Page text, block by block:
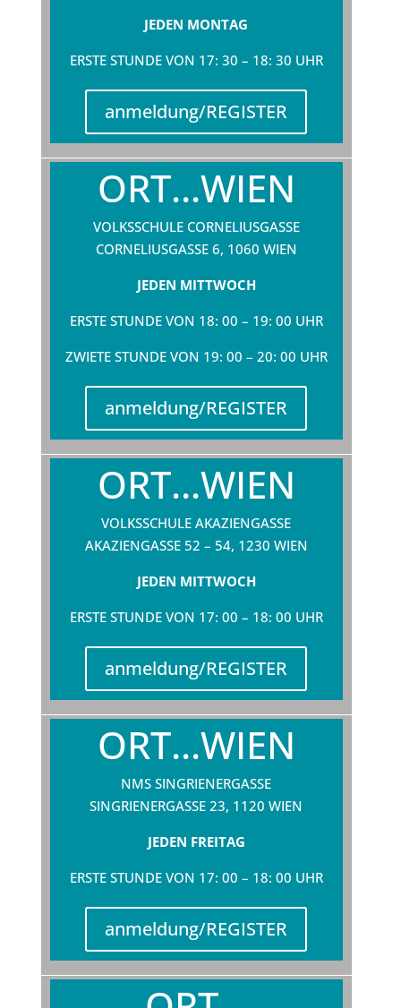
JEDEN MONTAG
ERSTE STUNDE VON 17: 30 – 18: 30 UHR
anmeldung/REGISTER
ORT...WIEN
VOLKSSCHULE CORNELIUSGASSE
CORNELIUSGASSE 6, 1060 WIEN
JEDEN MITTWOCH
ERSTE STUNDE VON 18: 00 – 19: 00 UHR
ZWIETE STUNDE VON 19: 00 – 20: 00 UHR
anmeldung/REGISTER
ORT...WIEN
VOLKSSCHULE AKAZIENGASSE
AKAZIENGASSE 52 – 54, 1230 WIEN
JEDEN MITTWOCH
ERSTE STUNDE VON 17: 00 – 18: 00 UHR
anmeldung/REGISTER
ORT...WIEN
NMS SINGRIENERGASSE
SINGRIENERGASSE 23, 1120 WIEN
JEDEN FREITAG
ERSTE STUNDE VON 17: 00 – 18: 00 UHR
anmeldung/REGISTER